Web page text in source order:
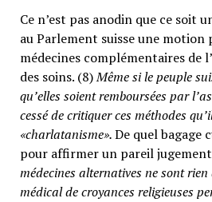
Ce n’est pas anodin que ce soit
au Parlement suisse une
médecines complémentaires de
des soins. (8)Même si le peuple
qu’elles soient remboursées par
cessé de critiquer ces méthodes
«charlatanisme».De quel bagage
pour affirmer un pareil
médecines alternatives ne sont
médical de croyances religieuses